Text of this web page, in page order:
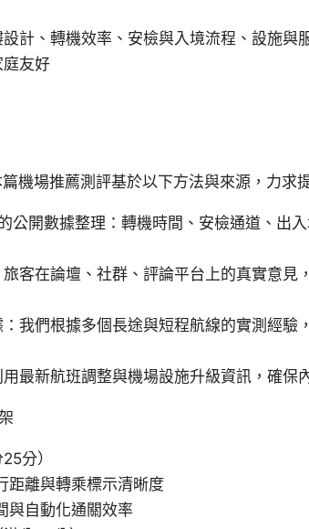
計、轉機效率、安檢與入境流程、設施與
友好
機場推薦測評基於以下方法與來源，力求
公開數據整理：轉機時間、安檢通道、出
客在論壇、社群、評論平台上的真實意見
我們根據多個長途與短程航線的實測經驗
最新航班調整與機場設施升級資訊，確保
分）
距離與轉乘標示清晰度
與自動化通關效率